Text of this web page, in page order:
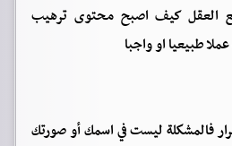
العقل كيف اصبح محتوى ترهيب
طبيعيا او واجبا
فالمشكلة ليست في اسمك أو صورتك